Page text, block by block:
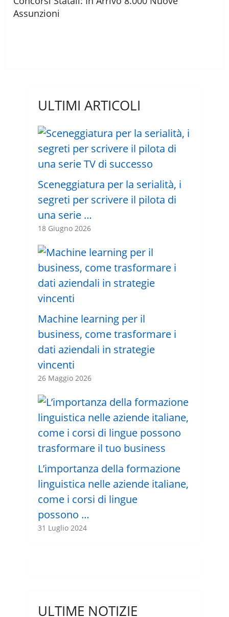
Assunzioni
ULTIMI ARTICOLI
Sceneggiatura per la serialità, i
segreti per scrivere il pilota di
una serie …
18 Giugno 2026
Machine learning per il
business, come trasformare i
dati aziendali in strategie
vincenti
26 Maggio 2026
L’importanza della formazione
linguistica nelle aziende italiane,
come i corsi di lingue
possono …
31 Luglio 2024
ULTIME NOTIZIE